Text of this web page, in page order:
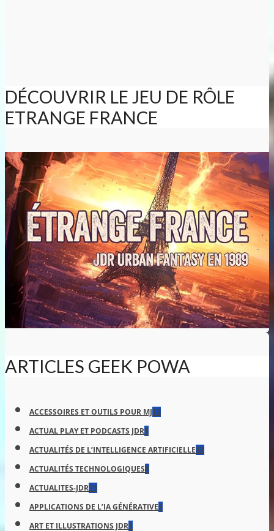
DÉCOUVRIR LE JEU DE RÔLE
ETRANGE FRANCE
ARTICLES GEEK POWA
ACCESSOIRES ET OUTILS POUR MJ12
ACTUAL PLAY ET PODCASTS JDR1
ACTUALITÉS DE L’INTELLIGENCE ARTIFICIELLE12
ACTUALITÉS TECHNOLOGIQUES9
ACTUALITES-JDR13
APPLICATIONS DE L’IA GÉNÉRATIVE9
ART ET ILLUSTRATIONS JDR1